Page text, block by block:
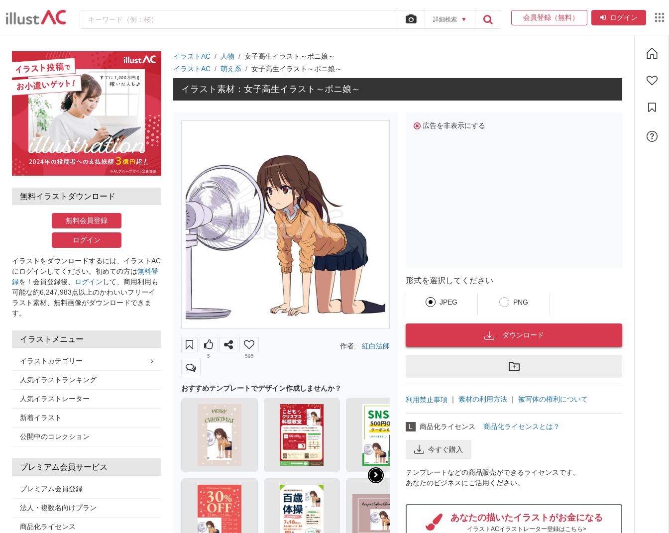
詳細検索 ▼ 会員登録（無料） ログイン
無料イラストダウンロード
無料会員登録
ログイン
イラストをダウンロードするには、イラストAC
にログインしてください。初めての方は無料登
録を！会員登録後、 ログイン して、商用利用も
可能な約6,247,983点以上のかわいいフリーイ
ラスト素材、無料画像がダウンロードできま
す。
イラストメニュー
イラストカテゴリー
人気イラストランキング
人気イラストレーター
新着イラスト
公開中のコレクション
プレミアム会員サービス
プレミアム会員登録
法人・複数名向けプラン
商品化ライセンス
イラストAC 人物
女子高生イラスト～ポニ娘～
イラストAC
萌え系 女子高生イラスト～ポニ娘～
イラスト素材：女子高生イラスト～ポニ娘～
5 595
作者: 紅白法師
おすすめテンプレートでデザイン作成しませんか？
広告を非表示にする
形式を選択してください
JPEG PNG
ダウンロード
利用禁止事項 ｜ 素材の利用方法 ｜ 被写体の権利について
L 商品化ライセンス 商品化ライセンスとは？
今すぐ購入
テンプレートなどの商品販売ができるライセンスです。
あなたのビジネスにご活用ください。
あなたの描いたイラストがお金になる
イラストACイラストレーター登録はこちら>